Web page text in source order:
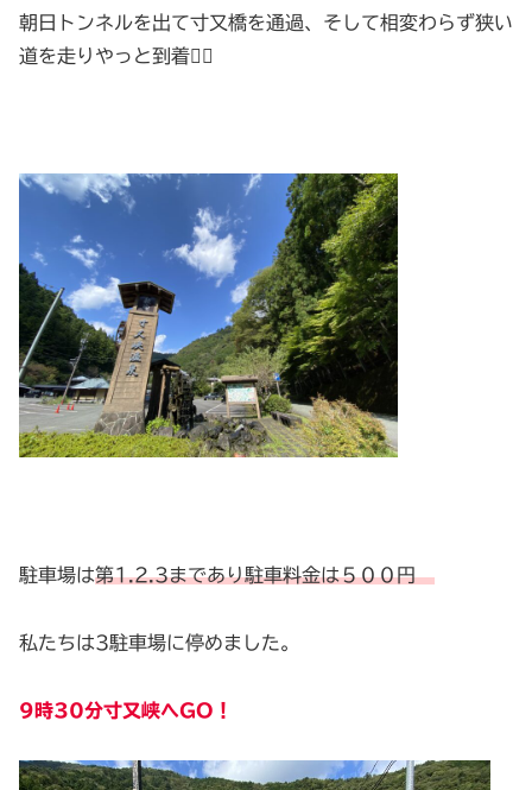
朝日トンネルを出て寸又橋を通過、そして相変わらず狭い
道を走りやっと到着😮‍💨
駐車場は第1.2.3まであり駐車料金は５００円
私たちは3駐車場に停めました。
9時30分寸又峡へGO！